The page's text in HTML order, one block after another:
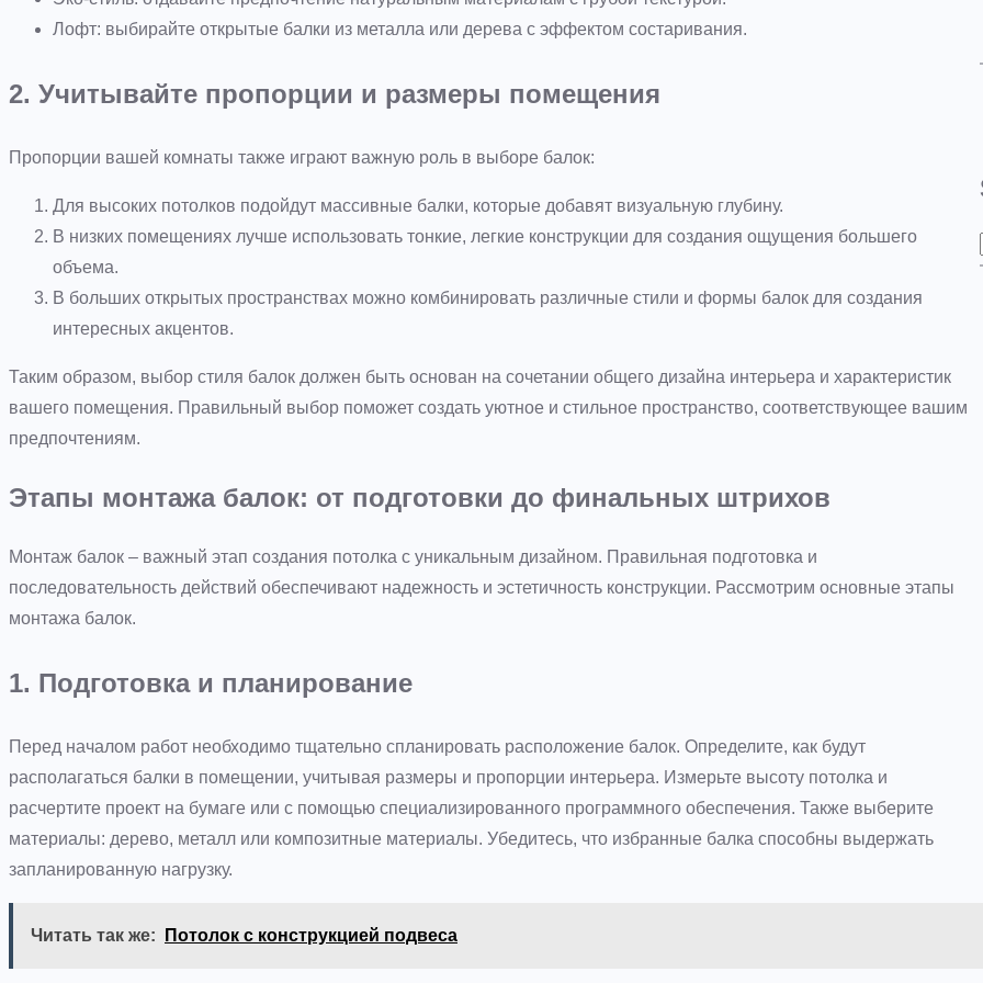
Лофт: выбирайте открытые балки из металла или дерева с эффектом состаривания.
2. Учитывайте пропорции и размеры помещения
Пропорции вашей комнаты также играют важную роль в выборе балок:
Для высоких потолков подойдут массивные балки, которые добавят визуальную глубину.
В низких помещениях лучше использовать тонкие, легкие конструкции для создания ощущения большего
объема.
В больших открытых пространствах можно комбинировать различные стили и формы балок для создания
интересных акцентов.
Таким образом, выбор стиля балок должен быть основан на сочетании общего дизайна интерьера и характеристик
вашего помещения. Правильный выбор поможет создать уютное и стильное пространство, соответствующее вашим
предпочтениям.
Этапы монтажа балок: от подготовки до финальных штрихов
Монтаж балок – важный этап создания потолка с уникальным дизайном. Правильная подготовка и
последовательность действий обеспечивают надежность и эстетичность конструкции. Рассмотрим основные этапы
монтажа балок.
1. Подготовка и планирование
Перед началом работ необходимо тщательно спланировать расположение балок. Определите, как будут
располагаться балки в помещении, учитывая размеры и пропорции интерьера. Измерьте высоту потолка и
расчертите проект на бумаге или с помощью специализированного программного обеспечения. Также выберите
материалы: дерево, металл или композитные материалы. Убедитесь, что избранные балка способны выдержать
запланированную нагрузку.
Читать так же: Потолок с конструкцией подвеса